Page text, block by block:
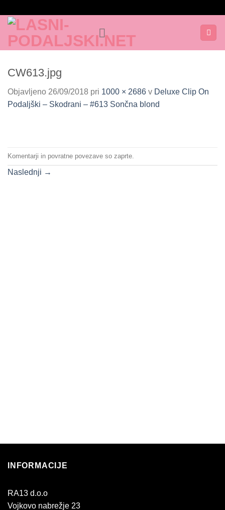
na
vsebino
CW613.jpg
Objavljeno 26/09/2018 pri 1000 × 2686 v Deluxe Clip On
Podaljški – Skodrani – #613 Sončna blond
Komentarji in povratne povezave so zaprte.
Naslednji →
INFORMACIJE
RA13 d.o.o
Vojkovo nabrežje 23